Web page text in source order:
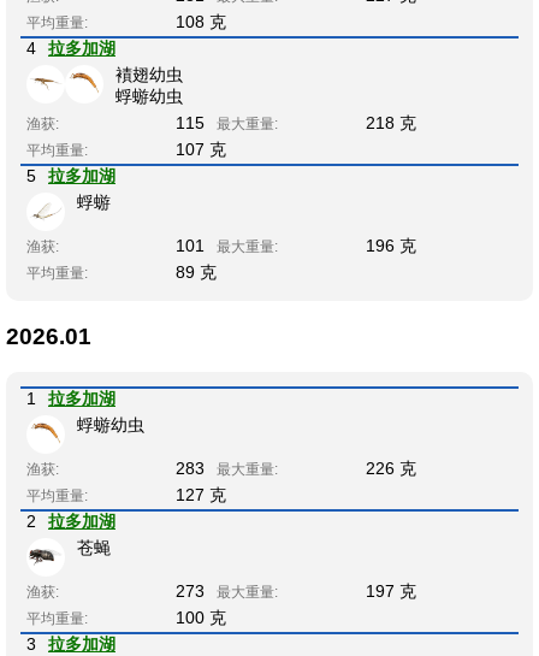
平均重量:
108 克
4
拉多加湖
襀翅幼虫
蜉蝣幼虫
渔获: 115 最大重量: 218 克
平均重量:
107 克
5
拉多加湖
蜉蝣
渔获: 101 最大重量: 196 克
平均重量: 89 克
2026.01
1
拉多加湖
蜉蝣幼虫
渔获: 283 最大重量: 226 克
平均重量:
127 克
2
拉多加湖
苍蝇
渔获: 273 最大重量: 197 克
平均重量:
100 克
3
拉多加湖